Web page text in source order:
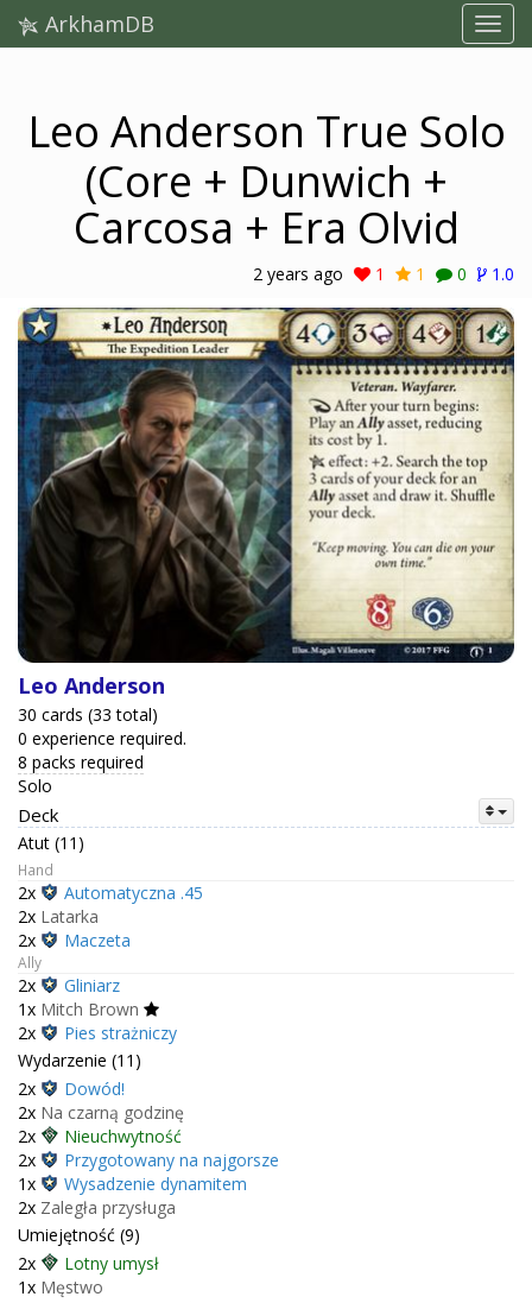
ArkhamDB
Leo Anderson True Solo
(Core + Dunwich +
Carcosa + Era Olvid
2 years ago 1 1 0 1.0
Leo Anderson
30 cards (33 total)
0 experience required.
8 packs required
Solo
Deck
Atut (11)
Hand
2x
Automatyczna .45
2x Latarka
2x
Maczeta
Ally
2x
Gliniarz
1x Mitch Brown
2x
Pies strażniczy
Wydarzenie (11)
2x
Dowód!
2x Na czarną godzinę
2x
Nieuchwytność
2x
Przygotowany na najgorsze
1x
Wysadzenie dynamitem
2x Zaległa przysługa
Umiejętność (9)
2x
Lotny umysł
1x Męstwo